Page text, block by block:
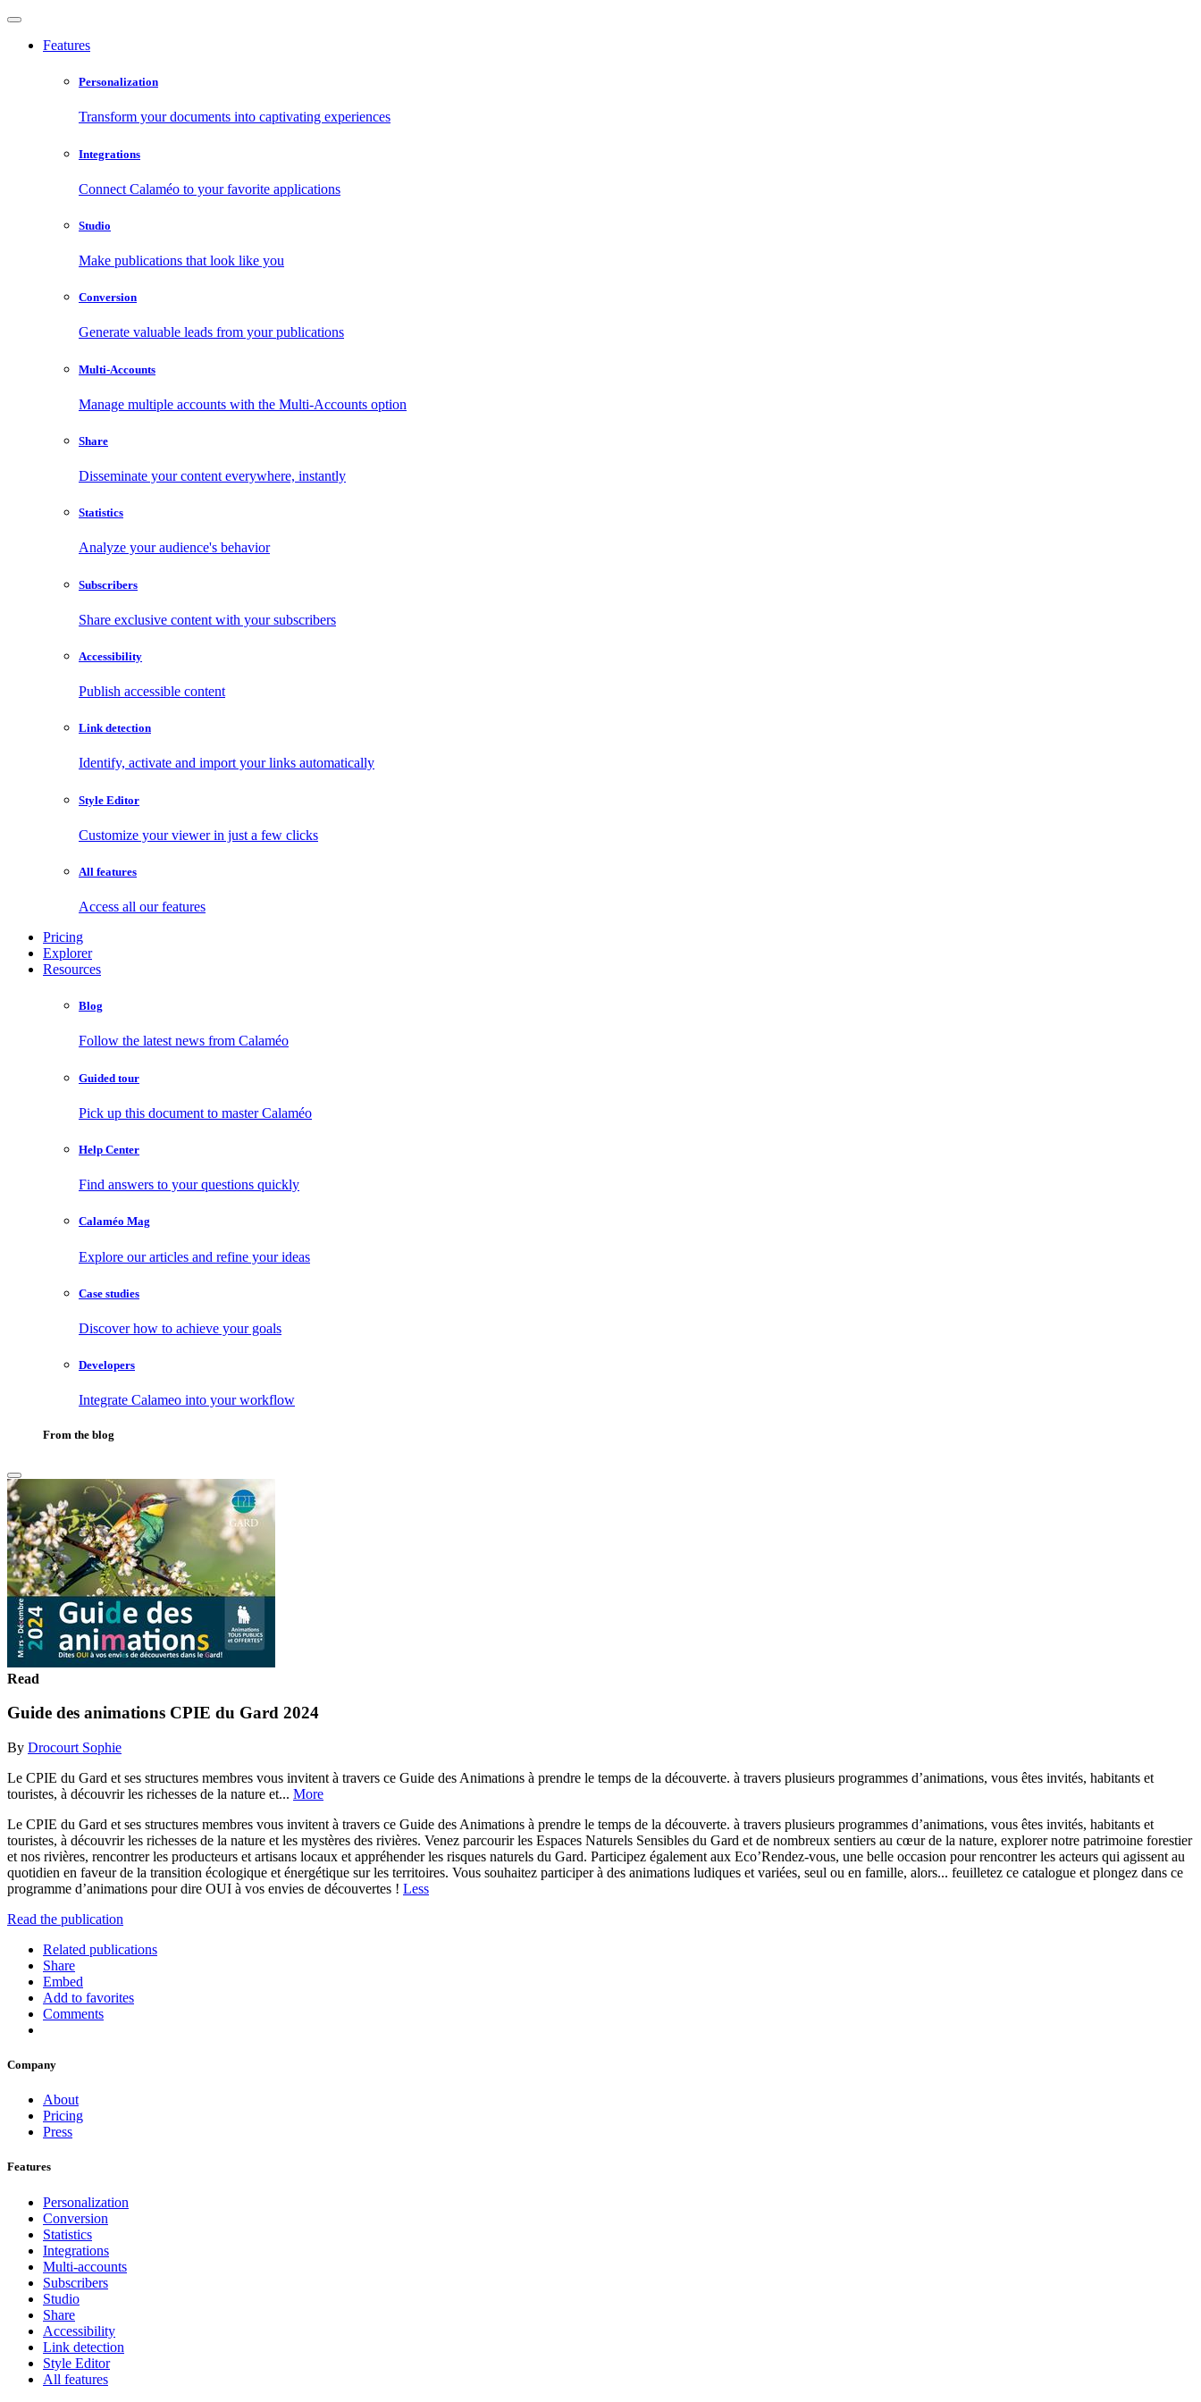
Features
Personalization
Transform your documents into captivating experiences
Integrations
Connect Calaméo to your favorite applications
Studio
Make publications that look like you
Conversion
Generate valuable leads from your publications
Multi-Accounts
Manage multiple accounts with the Multi-Accounts option
Share
Disseminate your content everywhere, instantly
Statistics
Analyze your audience's behavior
Subscribers
Share exclusive content with your subscribers
Accessibility
Publish accessible content
Link detection
Identify, activate and import your links automatically
Style Editor
Customize your viewer in just a few clicks
All features
Access all our features
Pricing
Explorer
Resources
Blog
Follow the latest news from Calaméo
Guided tour
Pick up this document to master Calaméo
Help Center
Find answers to your questions quickly
Calaméo Mag
Explore our articles and refine your ideas
Case studies
Discover how to achieve your goals
Developers
Integrate Calameo into your workflow
From the blog
Read
Guide des animations CPIE du Gard 2024
By Drocourt Sophie
Le CPIE du Gard et ses structures membres vous invitent à travers ce Guide des Animations à prendre le temps de la découverte. à travers plusieurs programmes d’animations, vous êtes invités, habitants et
touristes, à découvrir les richesses de la nature et... More
Le CPIE du Gard et ses structures membres vous invitent à travers ce Guide des Animations à prendre le temps de la découverte. à travers plusieurs programmes d’animations, vous êtes invités, habitants et
touristes, à découvrir les richesses de la nature et les mystères des rivières. Venez parcourir les Espaces Naturels Sensibles du Gard et de nombreux sentiers au cœur de la nature, explorer notre patrimoine forestier
et nos rivières, rencontrer les producteurs et artisans locaux et appréhender les risques naturels du Gard. Participez également aux Eco’Rendez-vous, une belle occasion pour rencontrer les acteurs qui agissent au
quotidien en faveur de la transition écologique et énergétique sur les territoires. Vous souhaitez participer à des animations ludiques et variées, seul ou en famille, alors... feuilletez ce catalogue et plongez dans ce
programme d’animations pour dire OUI à vos envies de découvertes ! Less
Read the publication
Related publications
Share
Embed
Add to favorites
Comments
Company
About
Pricing
Press
Features
Personalization
Conversion
Statistics
Integrations
Multi-accounts
Subscribers
Studio
Share
Accessibility
Link detection
Style Editor
All features